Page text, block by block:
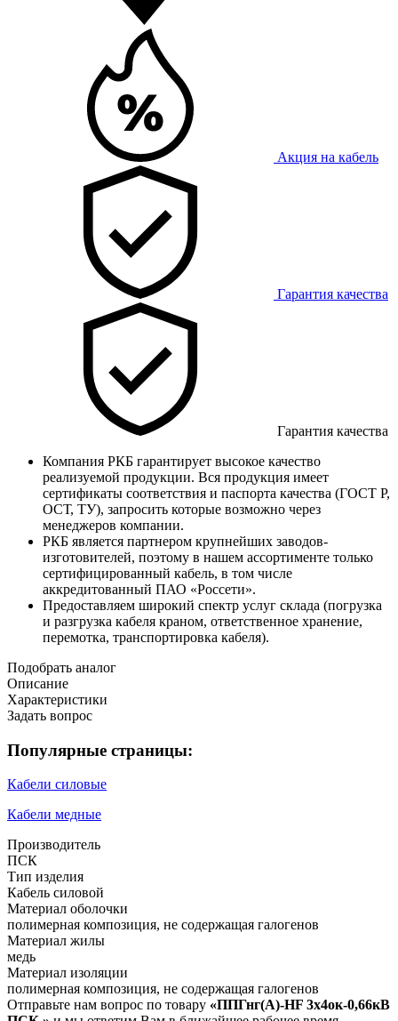
Акция на кабель
Гарантия качества
Гарантия качества
Компания РКБ гарантирует высокое качество
реализуемой продукции. Вся продукция имеет
сертификаты соответствия и паспорта качества (ГОСТ Р,
ОСТ, ТУ), запросить которые возможно через
менеджеров компании.
РКБ является партнером крупнейших заводов-
изготовителей, поэтому в нашем ассортименте только
сертифицированный кабель, в том числе
аккредитованный ПАО «Россети».
Предоставляем широкий спектр услуг склада (погрузка
и разгрузка кабеля краном, ответственное хранение,
перемотка, транспортировка кабеля).
Подобрать аналог
Описание
Характеристики
Задать вопрос
Популярные страницы:
Кабели силовые
Кабели медные
Производитель
ПСК
Тип изделия
Кабель силовой
Материал оболочки
полимерная композиция, не содержащая галогенов
Материал жилы
медь
Материал изоляции
полимерная композиция, не содержащая галогенов
Отправьте нам вопрос по товару «ППГнг(А)-HF 3х4ок-0,66кВ